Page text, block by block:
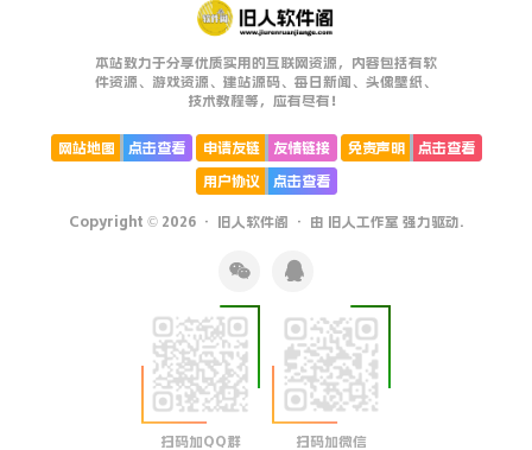
本站致力于分享优质实用的互联网资源，内容包括有软
件资源、游戏资源、建站源码、每日新闻、头像壁纸、
技术教程等，应有尽有！
网站地图 点击查看 申请友链 友情链接 免责声明
点击查看
用户协议
点击查看
Copyright © 2026 · 旧人软件阁 · 由 旧人工作室 强力驱动.
扫码加QQ群 扫码加微信